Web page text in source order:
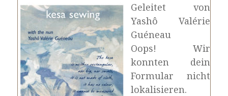
Geleitet von
Yashô Valérie
Guéneau
Oops! Wir
konnten dein
Formular nicht
lokalisieren.